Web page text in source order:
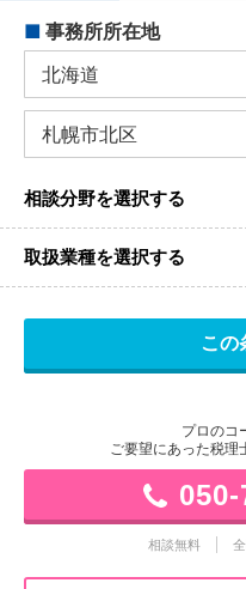
■ 事務所所在地
相談分野を選択する
取扱業種を選択する
プロのコ
ご要望にあった税理
相談無料